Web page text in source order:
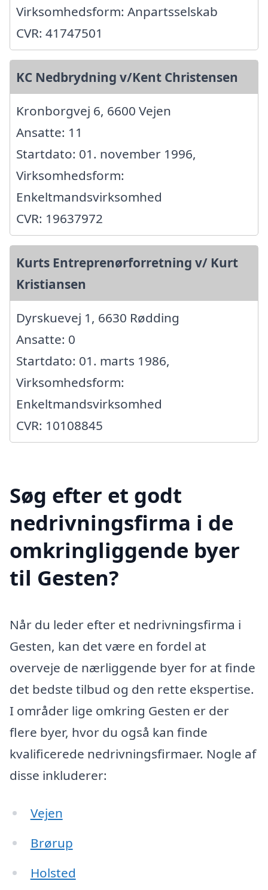
Virksomhedsform: Anpartsselskab
CVR: 41747501
KC Nedbrydning v/Kent Christensen
Kronborgvej 6, 6600 Vejen
Ansatte: 11
Startdato: 01. november 1996,
Virksomhedsform:
Enkeltmandsvirksomhed
CVR: 19637972
Kurts Entreprenørforretning v/ Kurt
Kristiansen
Dyrskuevej 1, 6630 Rødding
Ansatte: 0
Startdato: 01. marts 1986,
Virksomhedsform:
Enkeltmandsvirksomhed
CVR: 10108845
Søg efter et godt
nedrivningsfirma i de
omkringliggende byer
til Gesten?
Når du leder efter et nedrivningsfirma i
Gesten, kan det være en fordel at
overveje de nærliggende byer for at finde
det bedste tilbud og den rette ekspertise.
I områder lige omkring Gesten er der
flere byer, hvor du også kan finde
kvalificerede nedrivningsfirmaer. Nogle af
disse inkluderer:
Vejen
Brørup
Holsted